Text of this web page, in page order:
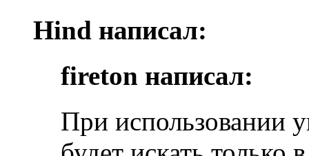
Hind написал:
fireton написал:
При использовании